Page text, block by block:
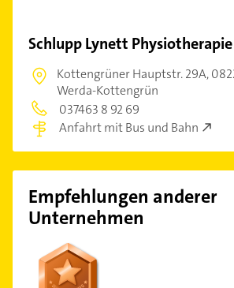
Schlupp Lynett Physiotherapie
Kottengrüner Hauptstr. 29A,
Werda-Kottengrün
037463 8 92 69
Anfahrt mit Bus und Bahn
Empfehlungen anderer
Unternehmen